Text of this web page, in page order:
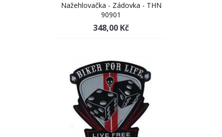
Nažehlovačka - Zádovka - THN
90901
348,00 Kč